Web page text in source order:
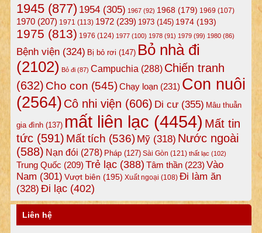
1945(877) 1954(305) 1967(92) 1968(179) 1969 (107)
1970(207) 1971 (113) 1972(239) 1973(145) 1974(193)
1975 (813) 1976 (124) 1977(100) 1978(91) 1979(99) 1980(86)
Bệnh viện(324) Bị bỏ rơi (147) Bỏ nhà đi
(2102) Bỏ đi(87) Campuchia (288) Chiến tranh
(632) Cho con (545)Chạy loạn(231) Con nuôi
(2564) Cô nhi viện (606) Di cư(355) Mâu thuẫn
gia đình(137) mất liên lạc (4454) Mất tin
tức(591) Mất tích (536) Mỹ(318) Nước ngoài
(588) Nạn đói (278) Pháp(127) Sài Gòn (121) thất lạc (102)
Trung Quốc (209) Trẻ lạc(388) Tâm thần(223) Vào
Nam (301) Vượt biên (195) Xuất ngoại (108) Đi làm ăn
(328) Đi lạc(402)
Liên hệ